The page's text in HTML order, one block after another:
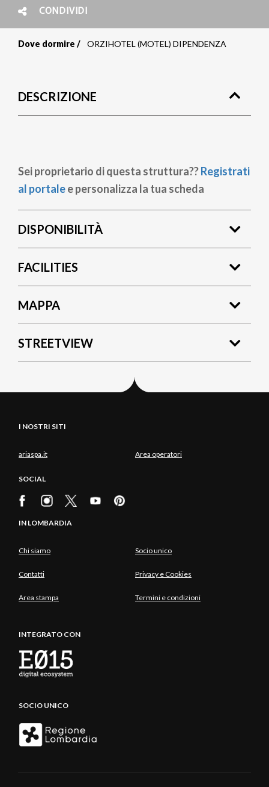
CONDIVIDI
pane
Dove dormire ORZIHOTEL (MOTEL) DIPENDENZA
DESCRIZIONE
Sei proprietario di questa struttura??Registrati
al portalee personalizza la tua scheda
DISPONIBILITÀ
FACILITIES
MAPPA
STREETVIEW
I NOSTRI SITI
ariaspa.it Area operatori
SOCIAL
IN LOMBARDIA
Chi siamo Socio unico
Contatti Privacy e Cookies
Area stampa Termini e condizioni
INTEGRATO CON
SOCIO UNICO